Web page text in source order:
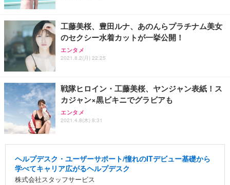
工藤美桜、豊田ルナ、あのんらプラチナム美女
のセクシー水着カットが一挙公開！
エンタメ
2021.8.2(月) 22:25
戦隊ヒロイン・工藤美桜、ヤンジャン表紙！ス
カジャン×黒ビキニでグラビアも
エンタメ
2021.4.8(木) 8:31
ヘルプデスク・ユーザーサポート/憧れのITデビュー基礎から
学べてキャリア広がるヘルプデスク
株式会社スタッフサービス